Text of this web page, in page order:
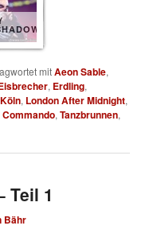
mitAeon Sable,
, Erdling,
Köln, London After Midnight,
,Tanzbrunnen,
Teil 1
Bähr